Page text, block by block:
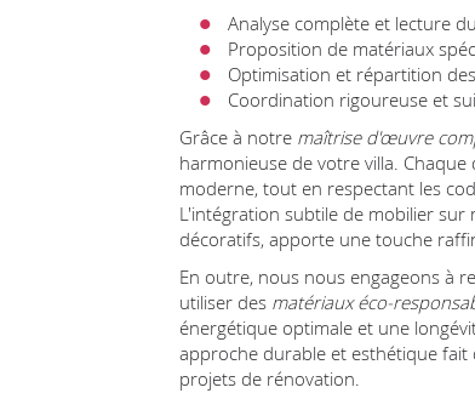
Analyse complète et lecture
Proposition de matériaux
Optimisation et répartition
Coordination rigoureuse et
Grâce à notre maîtrise d'œuvre
harmonieuse de votre villa.
moderne, tout en respectant les
L'intégration subtile de mobilier sur
décoratifs, apporte une touche
En outre, nous nous engageons à
utiliser des matériaux éco-
énergétique optimale et une
approche durable et esthétique fait
projets de rénovation.